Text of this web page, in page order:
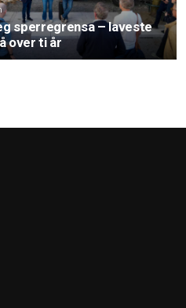
sperregrensa – laveste
over ti år